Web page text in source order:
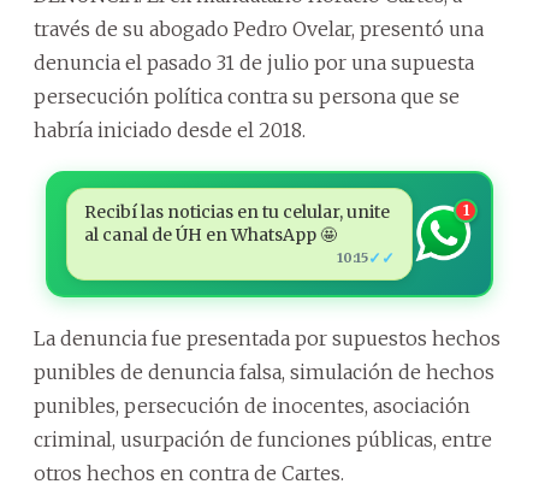
través de su abogado Pedro Ovelar, presentó una
denuncia el pasado 31 de julio por una supuesta
persecución política contra su persona que se
habría iniciado desde el 2018.
Recibí las noticias en tu celular, unite
al canal de ÚH en WhatsApp 🤩
10:15✓✓
1
La denuncia fue presentada por supuestos hechos
punibles de denuncia falsa, simulación de hechos
punibles, persecución de inocentes, asociación
criminal, usurpación de funciones públicas, entre
otros hechos en contra de Cartes.